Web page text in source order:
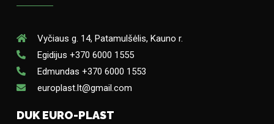
Vyčiaus g. 14, Patamulšėlis, Kauno r.
Egidijus +370 6000 1555
Edmundas +370 6000 1553
europlast.lt@gmail.com
DUK EURO-PLAST